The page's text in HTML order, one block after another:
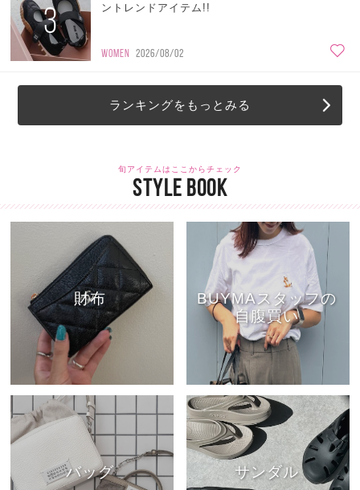
3
ントレンドアイテム!!
WOMEN 2026/08/02
ランキングをもっとみる
旬アイテムはここからチェック
STYLE BOOK
財布
BUYMAスタッフの
自腹買い
バッグ サンダル